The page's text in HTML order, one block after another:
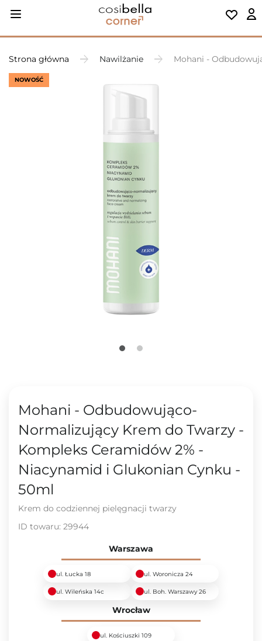
Strona główna Nawilżanie Mohani -
NOWOŚĆ
Mohani - Odbudowująco-
Normalizujący Krem do Twarzy -
Kompleks Ceramidów 2% -
Niacynamid i Glukonian Cynku -
50ml
Krem do codziennej pielęgnacji twarzy
ID towaru: 29944
Warszawa
ul. Łucka 18 ul. Woronicza 24
ul. Wileńska 14c ul. Boh. Warszawy 26
Wrocław
ul. Kościuszki 109